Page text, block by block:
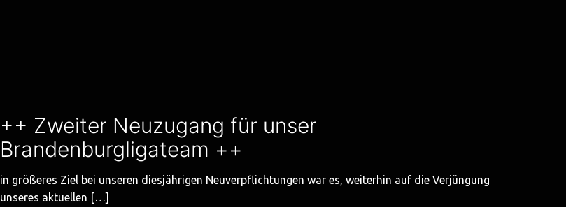
++ Zweiter Neuzugang für unser
Brandenburgligateam ++
in größeres Ziel bei unseren diesjährigen Neuverpflichtungen war es, weiterhin auf die Verjüngung
unseres aktuellen […]